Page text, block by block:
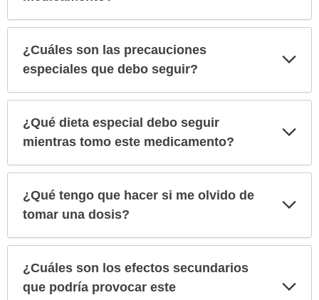
¿Cuáles son las precauciones
especiales que debo seguir?
¿Qué dieta especial debo seguir
mientras tomo este medicamento?
¿Qué tengo que hacer si me olvido de
tomar una dosis?
¿Cuáles son los efectos secundarios
que podría provocar este